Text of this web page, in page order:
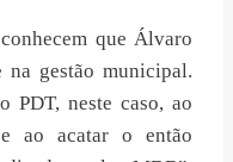
que Álvaro
na gestão municipal.
PDT, neste caso, ao
ao acatar o então